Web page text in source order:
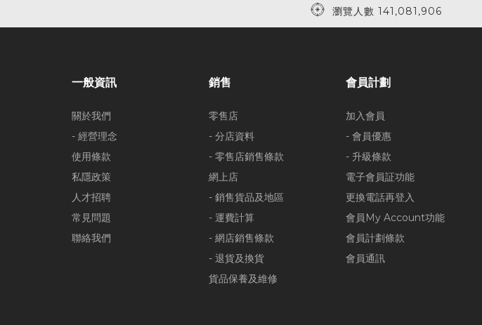
瀏覽人數 141,081,906
一般資訊
關於我們
- 經營理念
使用條款
私隱政策
人才招聘
常見問題
聯絡我們
銷售
零售店
- 分店資料
- 零售店銷售條款
網上店
- 銷售貨品及地區
- 運費計算
- 網店銷售條款
- 退貨及換貨
貨品保養及維修
會員計劃
加入會員
- 會員優惠
- 升級條款
電子會員証功能
更換電話再登入
會員My Account功能
會員計劃條款
會員通訊